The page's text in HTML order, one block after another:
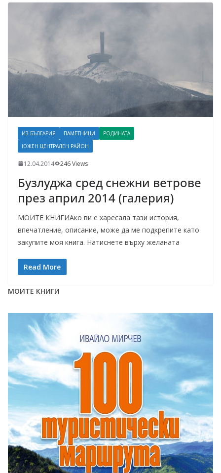
ИЗ БЪЛГАРИЯ ПАМЕТНИЦИ
РОДИНАТА
ЮЖЕН ЦЕНТРАЛЕН РАЙОН
12.04.2014 246 Views
Бузлуджа сред снежни ветрове
през април 2014 (галерия)
МОИТЕ КНИГИАко ви е харесала тази история,
впечатление, описание, може да ме подкрепите като
закупите моя книга. Натиснете върху желаната
Read More
МОИТЕ КНИГИ